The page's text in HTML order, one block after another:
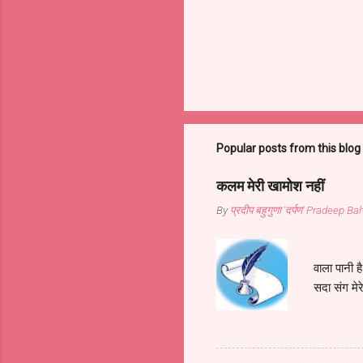
Popular posts from this blog
कलम मेरी खामोश नहीं
Byप्रदीप बहुगुणा 'दर्पण' Pradeep
वाला
सदा संग
पानी है।।